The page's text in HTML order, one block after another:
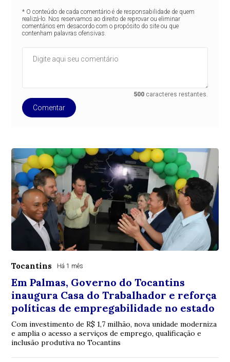
* O conteúdo de cada comentário é de responsabilidade de quem
realizá-lo. Nos reservamos ao direito de reprovar ou eliminar
comentários em desacordo com o propósito do site ou que
contenham palavras ofensivas.
500 caracteres restantes.
Comentar
Tocantins Há 1 mês
Em Palmas, Governo do Tocantins
inaugura Casa do Trabalhador e reforça
políticas de empregabilidade no estado
Com investimento de R$ 1,7 milhão, nova unidade moderniza
e amplia o acesso a serviços de emprego, qualificação e
inclusão produtiva no Tocantins